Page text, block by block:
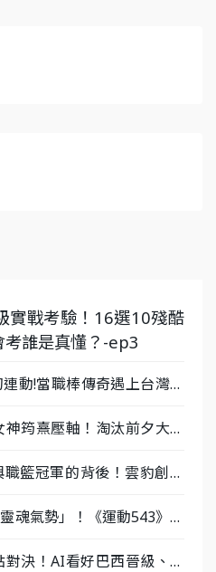
實戰考驗！16選10殘酷
誰是真懂？-ep3
連動!當職棒傳奇遇上台灣女
神筠熹壓軸！淘汰前夕大混
籃冠軍的背後！雲豹創辦
魂氣勢」！《運動543》微
決！AI看好巴西晉級、數